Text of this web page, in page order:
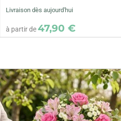
Livraison dès aujourd'hui
à partir de47,90 €